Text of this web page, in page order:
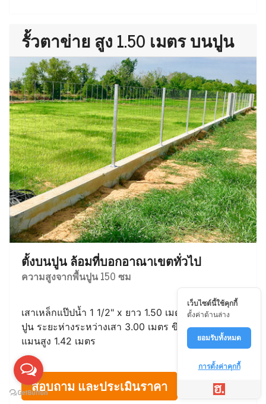
รั้วตาข่าย สูง 1.50 เมตร บนปูน
ตั้งบนปูน ล้อมที่บอกอาณาเขตทั่วไป
ความสูงจากพื้นปูน 150 ซม
เสาเหล็กแป๊ปน้ำ 1 1/2" x ยาว 1.50 เมตร ติดเพลทบน
ปูน ระยะห่างระหว่างเสา 3.00 เมตร ขึงด้วยตาข่ายไวน์
แมนสูง 1.42 เมตร
สอบถาม และประเมินราคา
เว็บไซต์นี้ใช้คุกกี้
ตั้งค่าด้านล่าง
ยอมรับทั้งหมด
การตั้งค่าคุกกี้